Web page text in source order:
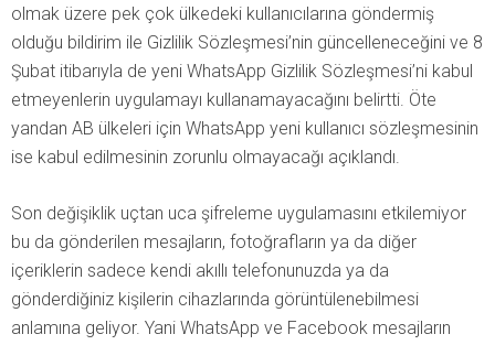
olmak üzere pek çok ülkedeki kullanıcılarına göndermiş
olduğu bildirim ile Gizlilik Sözleşmesi’nin güncelleneceğini ve 8
Şubat itibarıyla de yeni WhatsApp Gizlilik Sözleşmesi’ni kabul
etmeyenlerin uygulamayı kullanamayacağını belirtti. Öte
yandan AB ülkeleri için WhatsApp yeni kullanıcı sözleşmesinin
ise kabul edilmesinin zorunlu olmayacağı açıklandı.
Son değişiklik uçtan uca şifreleme uygulamasını etkilemiyor
bu da gönderilen mesajların, fotoğrafların ya da diğer
içeriklerin sadece kendi akıllı telefonunuzda ya da
gönderdiğiniz kişilerin cihazlarında görüntülenebilmesi
anlamına geliyor. Yani WhatsApp ve Facebook mesajların